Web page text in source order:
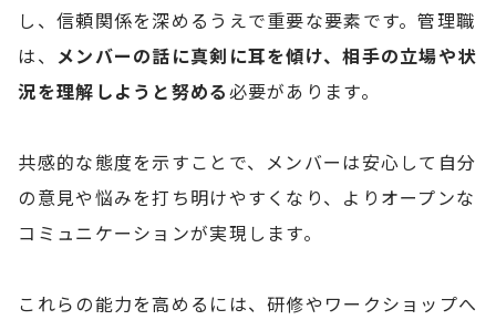
し、信頼関係を深めるうえで重要な要素です。管理職
は、 メンバーの話に真剣に耳を傾け、相手の立場や状
況を理解しようと努める必要があります。
共感的な態度を示すことで、メンバーは安心して自分
の意見や悩みを打ち明けやすくなり、よりオープンな
コミュニケーションが実現します。
これらの能力を高めるには、研修やワークショップへ